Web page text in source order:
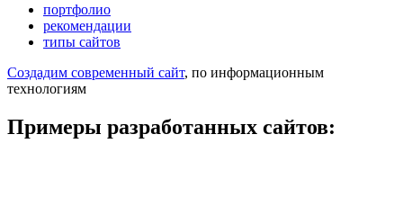
портфолио
рекомендации
типы сайтов
Создадим современный сайт, по информационным
технологиям
Примеры разработанных сайтов: